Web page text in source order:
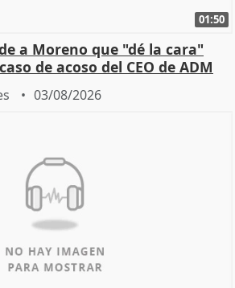
01:50
a Moreno que "dé la cara"
de acoso del CEO de ADM
03/08/2026